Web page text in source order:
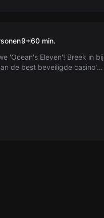
9+60 min.
'Ocean's Eleven'! Breek in bij
de best beveiligde casino's